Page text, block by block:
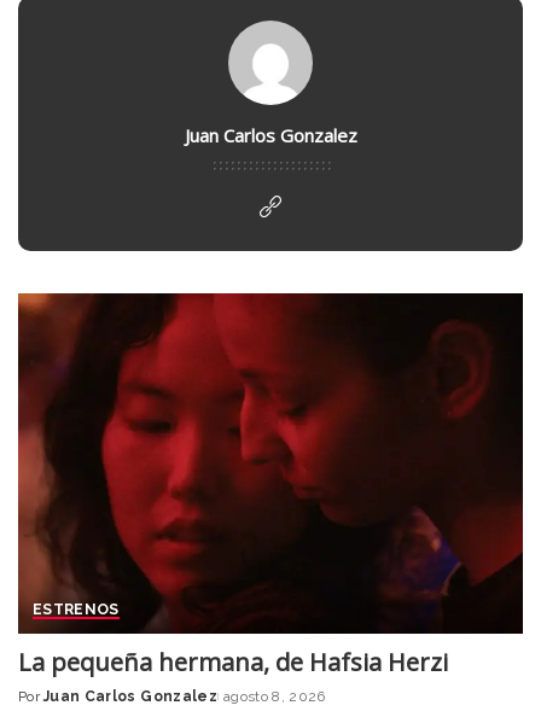
Juan Carlos Gonzalez
ESTRENOS
La pequeña hermana, de Hafsia Herzi
Posted
Por Juan Carlos Gonzalez agosto 8, 2026